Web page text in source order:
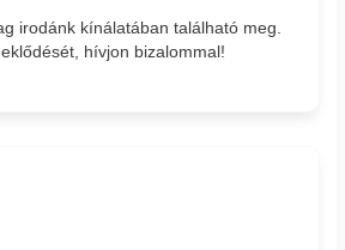
irodánk kínálatában található meg.
hívjon bizalommal!